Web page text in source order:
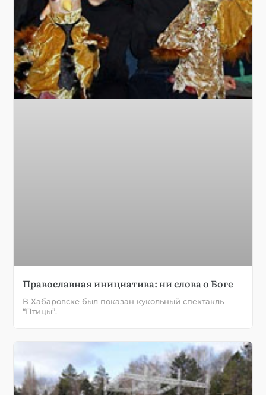
Православная инициатива: ни слова о Боге
В Хабаровске был показан кукольный спектакль
“Птицы”.